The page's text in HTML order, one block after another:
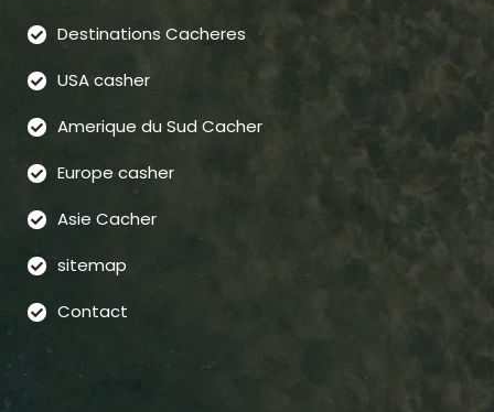
Destinations Cacheres
USA casher
Amerique du Sud Cacher
Europe casher
Asie Cacher
sitemap
Contact